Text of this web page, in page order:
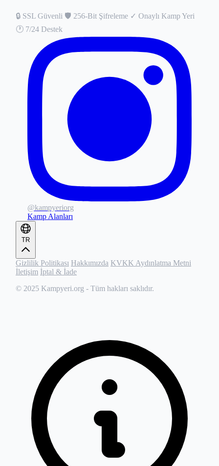
🔒 SSL Güvenli 🛡️ 256-Bit Şifreleme ✓ Onaylı Kamp Yeri
🕐 7/24 Destek
@kampyeriorg
Kamp Alanları
TR
Gizlilik Politikası Hakkımızda KVKK Aydınlatma Metni
İletişim İptal & İade
© 2025 Kampyeri.org - Tüm hakları saklıdır.